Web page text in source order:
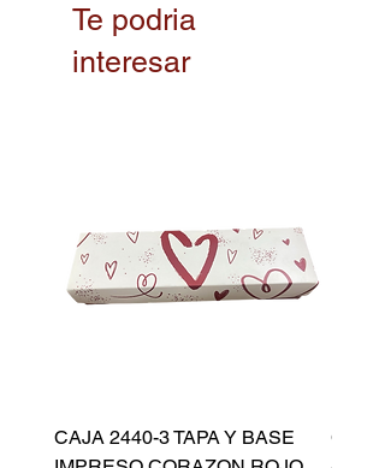
Te podria
interesar
CAJA 2440-3 TAPA Y BASE